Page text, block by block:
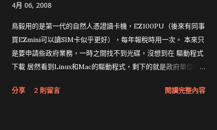
4月 06, 2008
鳥毅用的是第一代的自然人憑證讀卡機，EZ100PU（後來有同事
買EZmini可以讀SIM卡似乎更好），每年報稅時用一次。 本來只
是要申請些政府業務，一時之間找不到光碟，沒想到在 驅動程式
下載 居然看到Linux和Mac的驅動程式，剩下的就是政府單位的
分享 2 則留言 閱讀完整內容